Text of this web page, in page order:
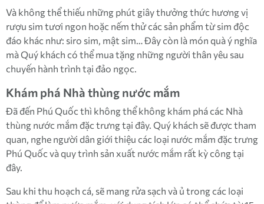
Và không thể thiếu những phút giây thưởng thức hương vị
rượu sim tươi ngon hoặc nếm thử các sản phẩm từ sim độc
đáo khác như: siro sim, mật sim… Đây còn là món quà ý nghĩa
mà Quý khách có thể mua tặng những người thân yêu sau
chuyến hành trình tại đảo ngọc.
Khám phá Nhà thùng nước mắm
Đã đến Phú Quốc thì không thể không khám phá các Nhà
thùng nước mắm đặc trưng tại đây. Quý khách sẽ được tham
quan, nghe người dân giới thiệu các loại nước mắm đặc trưng
Phú Quốc và quy trình sản xuất nước mắm rất kỳ công tại
đây.
Sau khi thu hoạch cá, sẽ mang rửa sạch và ủ trong các loại